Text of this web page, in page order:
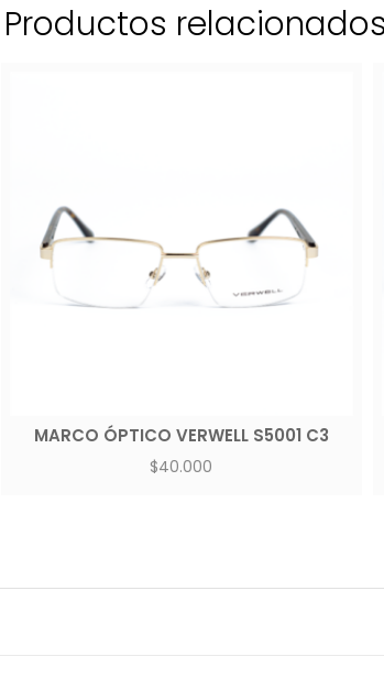
Productos relacionados
MARCO ÓPTICO VERWELL S5001 C3
$40.000